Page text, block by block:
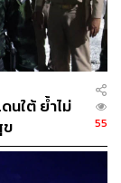
นใต้ ย้ำไม่
ข
55